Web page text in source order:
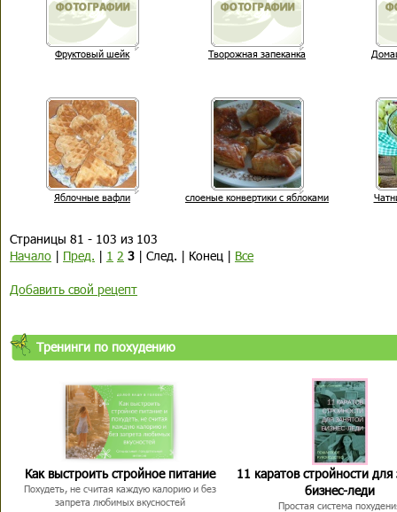
Фруктовый шейк Творожная запеканка
Яблочные вафли слоеные конвертики с яблоками
Страницы 81 - 103 из 103
Начало | Пред. | 1 2 3 | След. | Конец | Все
Добавить свой рецепт
Тренинги по похудению
Как выстроить стройное питание
Похудеть, не считая каждую калорию и без
запрета любимых вкусностей
11 каратов стройности для
бизнес-леди
Простая система